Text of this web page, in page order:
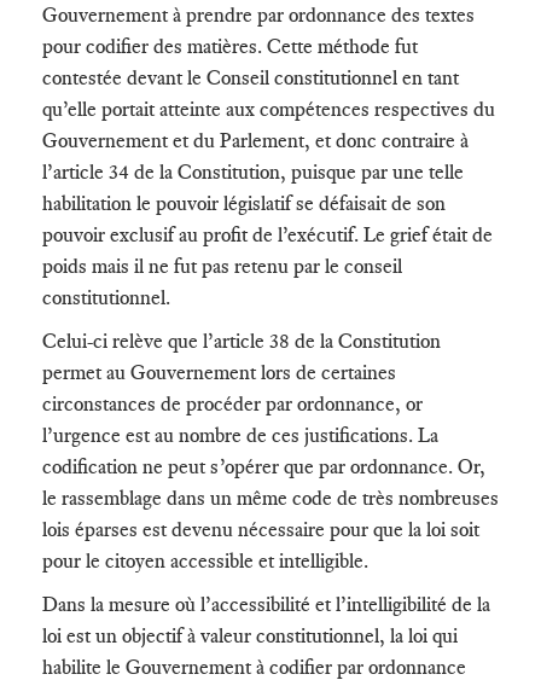
Gouvernement à prendre par ordonnance des textes
pour codifier des matières. Cette méthode fut
contestée devant le Conseil constitutionnel en tant
qu’elle portait atteinte aux compétences respectives du
Gouvernement et du Parlement, et donc contraire à
l’article 34 de la Constitution, puisque par une telle
habilitation le pouvoir législatif se défaisait de son
pouvoir exclusif au profit de l’exécutif. Le grief était de
poids mais il ne fut pas retenu par le conseil
constitutionnel.
Celui-ci relève que l’article 38 de la Constitution
permet au Gouvernement lors de certaines
circonstances de procéder par ordonnance, or
l’urgence est au nombre de ces justifications. La
codification ne peut s’opérer que par ordonnance. Or,
le rassemblage dans un même code de très nombreuses
lois éparses est devenu nécessaire pour que la loi soit
pour le citoyen accessible et intelligible.
Dans la mesure où l’accessibilité et l’intelligibilité de la
loi est un objectif à valeur constitutionnel, la loi qui
habilite le Gouvernement à codifier par ordonnance